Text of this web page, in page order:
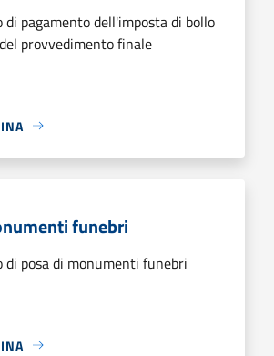
di pagamento dell'imposta di bollo
provvedimento finale
funebri
di posa di monumenti funebri